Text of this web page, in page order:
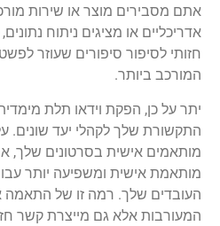
אתם מסבירים מוצר או שירות
חזותי לסיפור סיפורים שעוזר
המורכב ביותר.
יתר על כן, הפקת וידאו תלת
התקשורת שלך לקהלי יעד שונים.
מותאמים אישית בסרטונים שלך,
מותאמת אישית ומשפיעה יותר
העובדים שלך. רמה זו של
המעורבות אלא גם מייצרת קשר